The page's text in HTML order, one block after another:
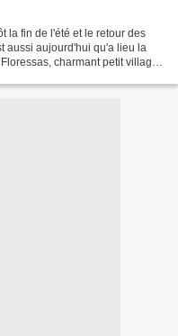
la fin de l'été et le retour des
aussi aujourd'hui qu'a lieu la
charmant petit village